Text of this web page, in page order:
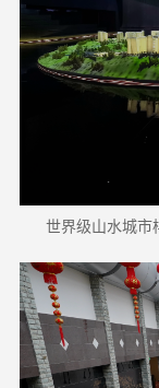
世界级山水城市